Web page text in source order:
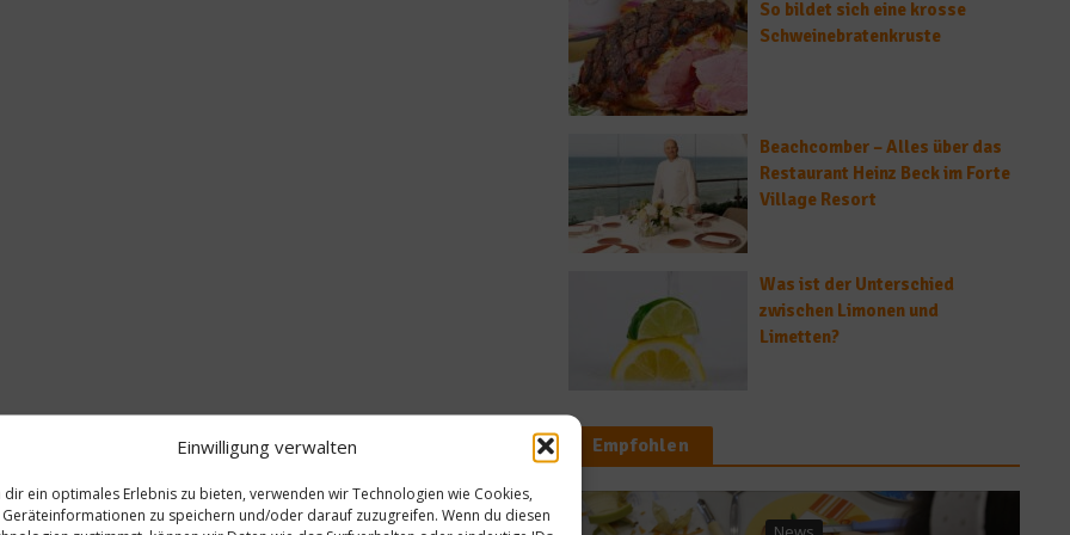
Einwilligung verwalten
dir ein optimales Erlebnis zu bieten, verwenden wir Technologien wie Cookies,
Geräteinformationen zu speichern und/oder darauf zuzugreifen. Wenn du diesen
So bildet sich eine krosse
Schweinebratenkruste
Beachcomber – Alles über das
Restaurant Heinz Beck im Forte
Village Resort
Was ist der Unterschied
zwischen Limonen und
Limetten?
Empfohlen